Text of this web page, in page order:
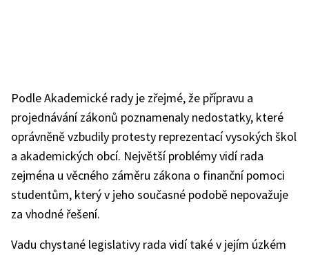
Podle Akademické rady je zřejmé, že přípravu a
projednávání zákonů poznamenaly nedostatky, které
oprávněně vzbudily protesty reprezentací vysokých škol
a akademických obcí. Největší problémy vidí rada
zejména u věcného záměru zákona o finanční pomoci
studentům, který v jeho současné podobě nepovažuje
za vhodné řešení.
Vadu chystané legislativy rada vidí také v jejím úzkém